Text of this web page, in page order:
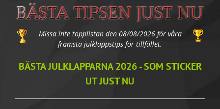
Missa inte topplistan den 08/08/2026 för våra
främsta julklappstips för tillfället.
BÄSTA JULKLAPPARNA 2026 - SOM STICKER
UT JUST NU